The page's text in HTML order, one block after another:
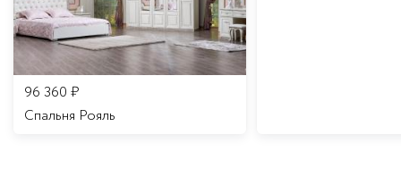
96 360 ₽
Спальня Рояль